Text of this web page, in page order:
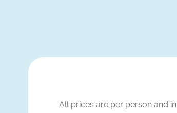
All prices are per person and in